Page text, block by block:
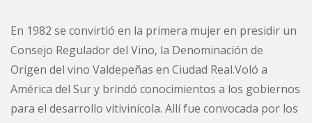
En 1982 se convirtió en la primera mujer en presidir un
Consejo Regulador del Vino, la Denominación de
Origen del vino Valdepeñas en Ciudad Real.Voló a
América del Sur y brindó conocimientos a los gobiernos
para el desarrollo vitivinícola. Allí fue convocada por los